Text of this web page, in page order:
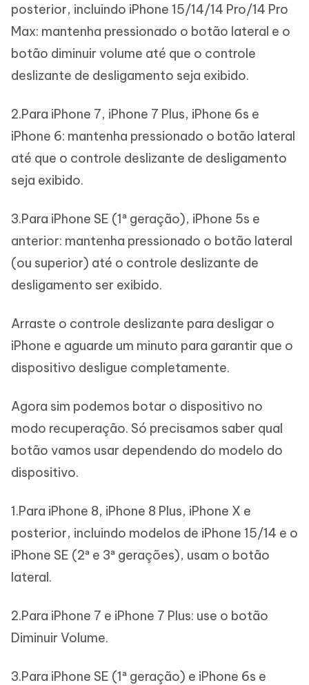
posterior, incluindo iPhone 15/14/14 Pro/14 Pro
Max: mantenha pressionado o botão lateral e o
botão diminuir volume até que o controle
deslizante de desligamento seja exibido.
2.Para iPhone 7, iPhone 7 Plus, iPhone 6s e
iPhone 6: mantenha pressionado o botão lateral
até que o controle deslizante de desligamento
seja exibido.
3.Para iPhone SE (1ª geração), iPhone 5s e
anterior: mantenha pressionado o botão lateral
(ou superior) até o controle deslizante de
desligamento ser exibido.
Arraste o controle deslizante para desligar o
iPhone e aguarde um minuto para garantir que o
dispositivo desligue completamente.
Agora sim podemos botar o dispositivo no
modo recuperação. Só precisamos saber qual
botão vamos usar dependendo do modelo do
dispositivo.
1.Para iPhone 8, iPhone 8 Plus, iPhone X e
posterior, incluindo modelos de iPhone 15/14 e o
iPhone SE (2ª e 3ª gerações), usam o botão
lateral.
2.Para iPhone 7 e iPhone 7 Plus: use o botão
Diminuir Volume.
3.Para iPhone SE (1ª geração) e iPhone 6s e